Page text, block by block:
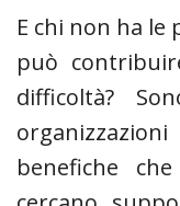
E chi non ha le
può
difficoltà?
benefiche